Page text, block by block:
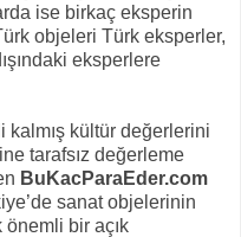
ise birkaç eksperin
objeleri Türk eksperler,
eksperlere
kalmış kültür değerlerini
tarafsız değerleme
BuKacParaEder.com
sanat objelerinin
bir açık